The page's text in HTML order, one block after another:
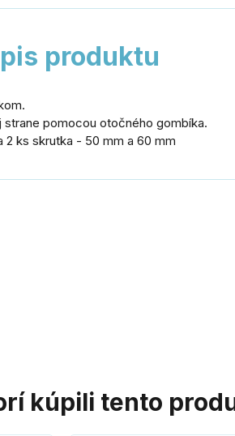
produktu
strane pomocou otočného gombíka.
2 ks skrutka - 50 mm a 60 mm
kúpili tento